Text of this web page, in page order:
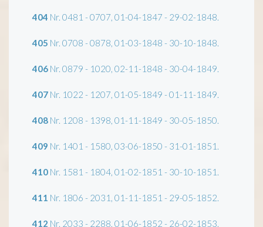
404 Nr. 0481 - 0707, 01-04-1847 - 29-02-1848.
405 Nr. 0708 - 0878, 01-03-1848 - 30-10-1848.
406 Nr. 0879 - 1020, 02-11-1848 - 30-04-1849.
407 Nr. 1022 - 1207, 01-05-1849 - 01-11-1849.
408 Nr. 1208 - 1398, 01-11-1849 - 30-05-1850.
409 Nr. 1401 - 1580, 03-06-1850 - 31-01-1851.
410 Nr. 1581 - 1804, 01-02-1851 - 30-10-1851.
411 Nr. 1806 - 2031, 01-11-1851 - 29-05-1852.
412 Nr. 2033 - 2288, 01-06-1852 - 26-02-1853.